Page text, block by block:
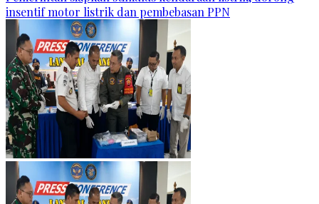
insentif motor listrik dan pembebasan PPN